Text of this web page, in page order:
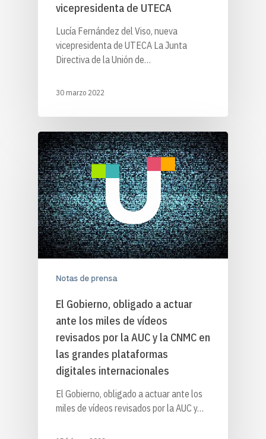
vicepresidenta de UTECA
Lucía Fernández del Viso, nueva
vicepresidenta de UTECA La Junta
Directiva de la Unión de…
30 marzo 2022
Notas de prensa
El Gobierno, obligado a actuar
ante los miles de vídeos
revisados por la AUC y la CNMC en
las grandes plataformas
digitales internacionales
El Gobierno, obligado a actuar ante los
miles de vídeos revisados por la AUC y…